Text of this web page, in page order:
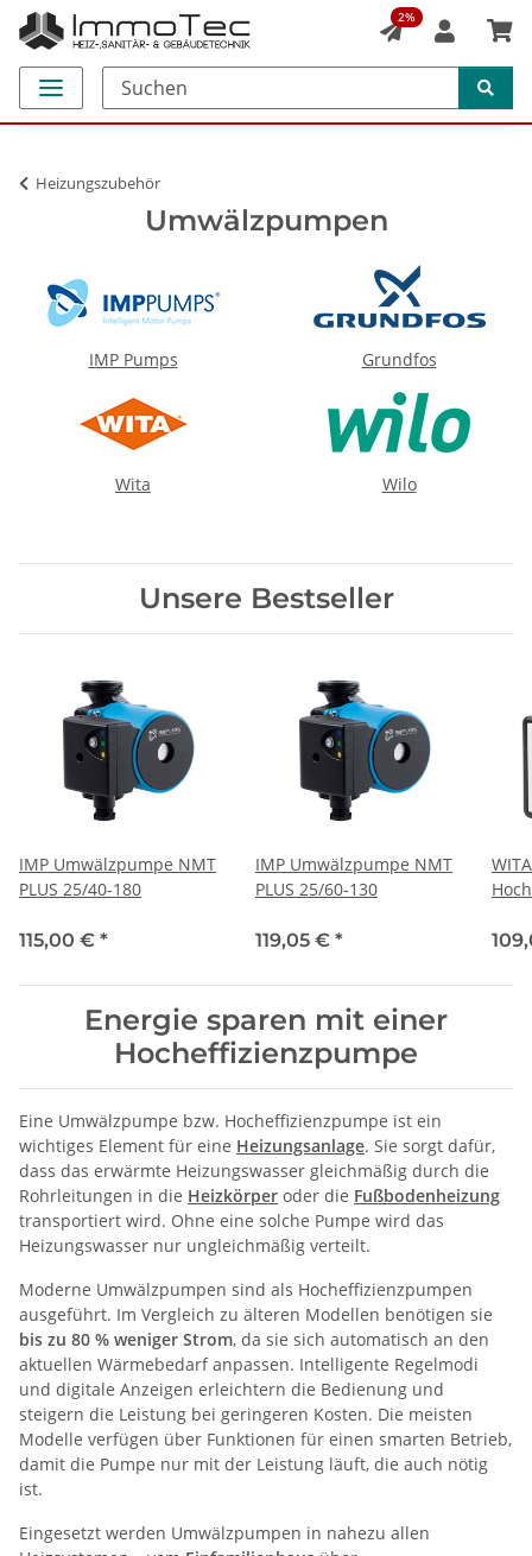
2%
Heizungszubehör
Umwälzpumpen
IMP Pumps Grundfos
Wita Wilo
Unsere Bestseller
IMP Umwälzpumpe NMT
PLUS 25/40-180
115,00 € *
IMP Umwälzpumpe NMT
PLUS 25/60-130
119,05 € *
WITA
Energie sparen mit einer
Hocheffizienzpumpe
Eine Umwälzpumpe bzw. Hocheffizienzpumpe ist ein
wichtiges Element für eine Heizungsanlage. Sie sorgt dafür,
dass das erwärmte Heizungswasser gleichmäßig durch die
Rohrleitungen in die Heizkörper oder die Fußbodenheizung
transportiert wird. Ohne eine solche Pumpe wird das
Heizungswasser nur ungleichmäßig verteilt.
Moderne Umwälzpumpen sind als Hocheffizienzpumpen
ausgeführt. Im Vergleich zu älteren Modellen benötigen sie
bis zu 80 % weniger Strom, da sie sich automatisch an den
aktuellen Wärmebedarf anpassen. Intelligente Regelmodi
und digitale Anzeigen erleichtern die Bedienung und
steigern die Leistung bei geringeren Kosten. Die meisten
Modelle verfügen über Funktionen für einen smarten Betrieb,
damit die Pumpe nur mit der Leistung läuft, die auch nötig
ist.
Eingesetzt werden Umwälzpumpen in nahezu allen